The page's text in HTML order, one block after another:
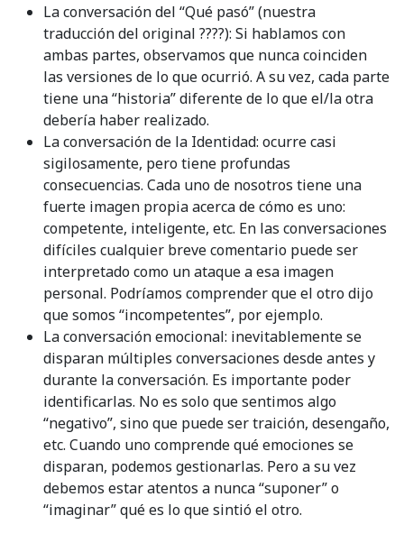
La conversación del “Qué pasó” (nuestra
traducción del original ????): Si hablamos con
ambas partes, observamos que nunca coinciden
las versiones de lo que ocurrió. A su vez, cada parte
tiene una “historia” diferente de lo que el/la otra
debería haber realizado.
La conversación de la Identidad: ocurre casi
sigilosamente, pero tiene profundas
consecuencias. Cada uno de nosotros tiene una
fuerte imagen propia acerca de cómo es uno:
competente, inteligente, etc. En las conversaciones
difíciles cualquier breve comentario puede ser
interpretado como un ataque a esa imagen
personal. Podríamos comprender que el otro dijo
que somos “incompetentes”, por ejemplo.
La conversación emocional: inevitablemente se
disparan múltiples conversaciones desde antes y
durante la conversación. Es importante poder
identificarlas. No es solo que sentimos algo
“negativo”, sino que puede ser traición, desengaño,
etc. Cuando uno comprende qué emociones se
disparan, podemos gestionarlas. Pero a su vez
debemos estar atentos a nunca “suponer” o
“imaginar” qué es lo que sintió el otro.